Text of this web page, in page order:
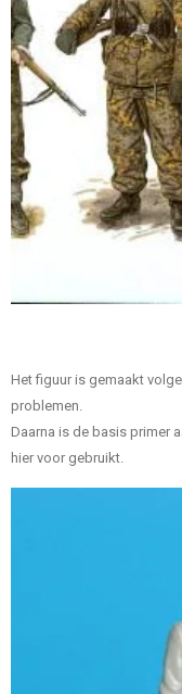
Het figuur is gemaakt
problemen.
Daarna is de basis primer
hier voor gebruikt.